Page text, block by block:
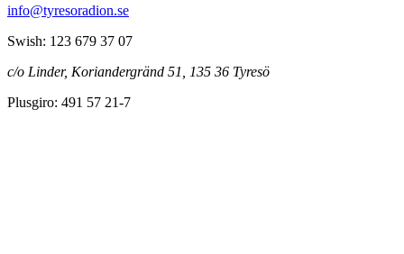
info@tyresoradion.se
Swish: 123 679 37 07
c/o Linder, Koriandergränd 51, 135 36 Tyresö
Plusgiro: 491 57 21-7